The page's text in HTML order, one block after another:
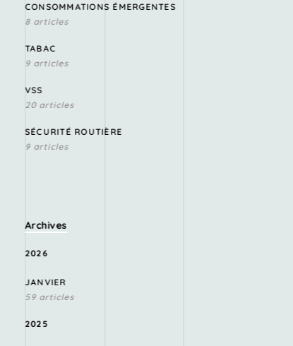
CONSOMMATIONS ÉMERGENTES
8 articles
TABAC
9 articles
VSS
20 articles
SÉCURITÉ ROUTIÈRE
9 articles
Archives
2026
JANVIER
59 articles
2025